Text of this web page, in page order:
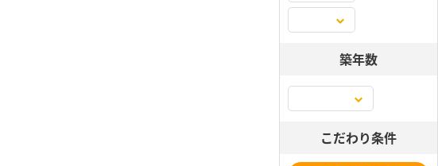
築年数
こだわり条件